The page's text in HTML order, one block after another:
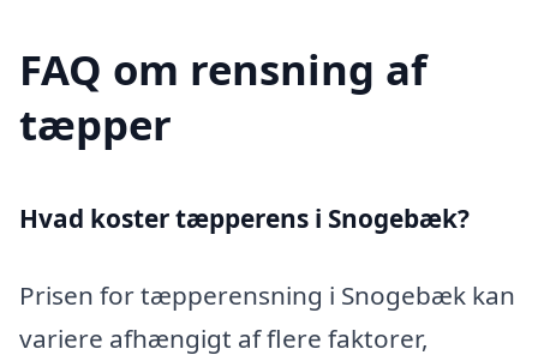
FAQ om rensning af
tæpper
Hvad koster tæpperens i Snogebæk?
Prisen for tæpperensning i Snogebæk kan
variere afhængigt af flere faktorer,